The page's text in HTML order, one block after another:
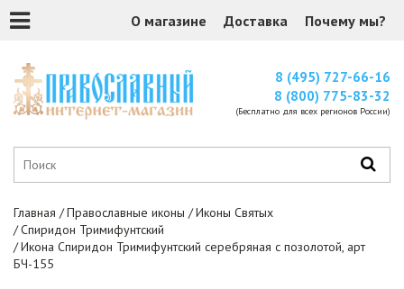
О магазине Доставка Почему мы?
8 (495) 727-66-16
8 (800) 775-83-32
(Бесплатно для всех регионов России)
Главная Православные иконы
Иконы Святых
Спиридон Тримифунтский
Икона Спиридон Тримифунтский серебряная с позолотой, арт
БЧ-155